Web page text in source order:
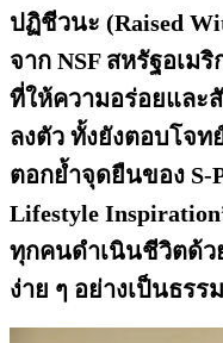
ปฏิชีวนะ (Raised
จาก NSF สหรัฐอเมริ
ที่ให้ความอร่อยและ
ลงตัว ทั้งยังตอบโจ
ตอกย้ำจุดยืนของ S-
Lifestyle
ทุกคนดำเนินชีวิตด้
ง่าย ๆ อย่างเป็นธรร